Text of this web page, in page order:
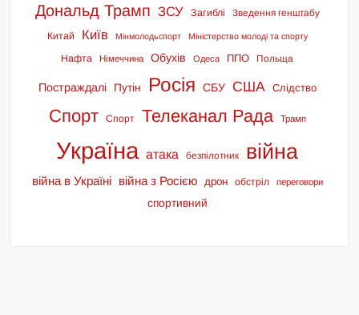
Дональд Трамп ЗСУ Загиблі Зведення генштабу
Китай Київ Мінмолодьспорт Міністерство молоді та спорту
Нафта Німеччина Обухів Одеса ППО Польща
Постраждалі Путін Росія СБУ США Слідство
Спорт Спорт Телеканал Рада Трамп
Україна атака безпілотник війна
війна в Україні війна з Росією дрон обстріл переговори
спортивний